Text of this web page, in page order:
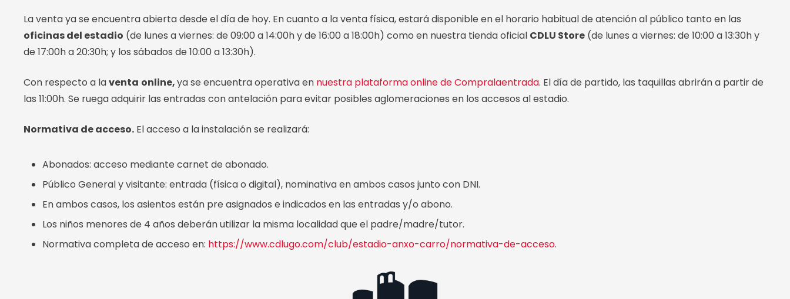
La venta ya se encuentra abierta desde el día de hoy. En cuanto a la venta física, estará disponible en el horario habitual de atención al público tanto en las
oficinas del estadio (de lunes a viernes: de 09:00 a 14:00h y de 16:00 a 18:00h) como en nuestra tienda oficial CDLU Store (de lunes a viernes: de 10:00 a 13:30h y
de 17:00h a 20:30h; y los sábados de 10:00 a 13:30h).
Con respecto a laventa online,ya se encuentra operativa en nuestra plataforma online de Compralaentrada. El día de partido, las taquillas abrirán a partir de
las 11:00h. Se ruega adquirir las entradas con antelación para evitar posibles aglomeraciones en los accesos al estadio.
Normativa de acceso. El acceso a la instalación se realizará:
Abonados: acceso mediante carnet de abonado.
Público General y visitante: entrada (física o digital), nominativa en ambos casos junto con DNI.
En ambos casos, los asientos están pre asignados e indicados en las entradas y/o abono.
Los niños menores de 4 años deberán utilizar la misma localidad que el padre/madre/tutor.
Normativa completa de acceso en: https://www.cdlugo.com/club/estadio-anxo-carro/normativa-de-acceso.